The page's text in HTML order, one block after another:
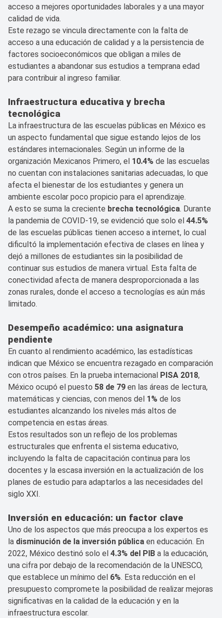
acceso a mejores oportunidades laborales y a una mayor
calidad de vida.
Este rezago se vincula directamente con la falta de
acceso a una educación de calidad y a la persistencia de
factores socioeconómicos que obligan a miles de
estudiantes a abandonar sus estudios a temprana edad
para contribuir al ingreso familiar.
Infraestructura educativa y brecha
tecnológica
La infraestructura de las escuelas públicas en México es
un aspecto fundamental que sigue estando lejos de los
estándares internacionales. Según un informe de la
organización Mexicanos Primero, el 10.4% de las escuelas
no cuentan con instalaciones sanitarias adecuadas, lo que
afecta el bienestar de los estudiantes y genera un
ambiente escolar poco propicio para el aprendizaje.
A esto se suma la creciente brecha tecnológica. Durante
la pandemia de COVID-19, se evidenció que solo el 44.5%
de las escuelas públicas tienen acceso a internet, lo cual
dificultó la implementación efectiva de clases en línea y
dejó a millones de estudiantes sin la posibilidad de
continuar sus estudios de manera virtual. Esta falta de
conectividad afecta de manera desproporcionada a las
zonas rurales, donde el acceso a tecnologías es aún más
limitado.
Desempeño académico: una asignatura
pendiente
En cuanto al rendimiento académico, las estadísticas
indican que México se encuentra rezagado en comparación
con otros países. En la prueba internacional PISA 2018,
México ocupó el puesto 58 de 79 en las áreas de lectura,
matemáticas y ciencias, con menos del 1% de los
estudiantes alcanzando los niveles más altos de
competencia en estas áreas.
Estos resultados son un reflejo de los problemas
estructurales que enfrenta el sistema educativo,
incluyendo la falta de capacitación continua para los
docentes y la escasa inversión en la actualización de los
planes de estudio para adaptarlos a las necesidades del
siglo XXI.
Inversión en educación: un factor clave
Uno de los aspectos que más preocupa a los expertos es
la disminución de la inversión pública en educación. En
2022, México destinó solo el 4.3% del PIB a la educación,
una cifra por debajo de la recomendación de la UNESCO,
que establece un mínimo del 6%. Esta reducción en el
presupuesto compromete la posibilidad de realizar mejoras
significativas en la calidad de la educación y en la
infraestructura escolar.